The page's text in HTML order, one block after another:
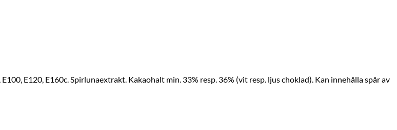
E120, E160c. Spirlunaextrakt. Kakaohalt min. 33% resp. 36% (vit resp. ljus choklad). Kan innehålla spår av